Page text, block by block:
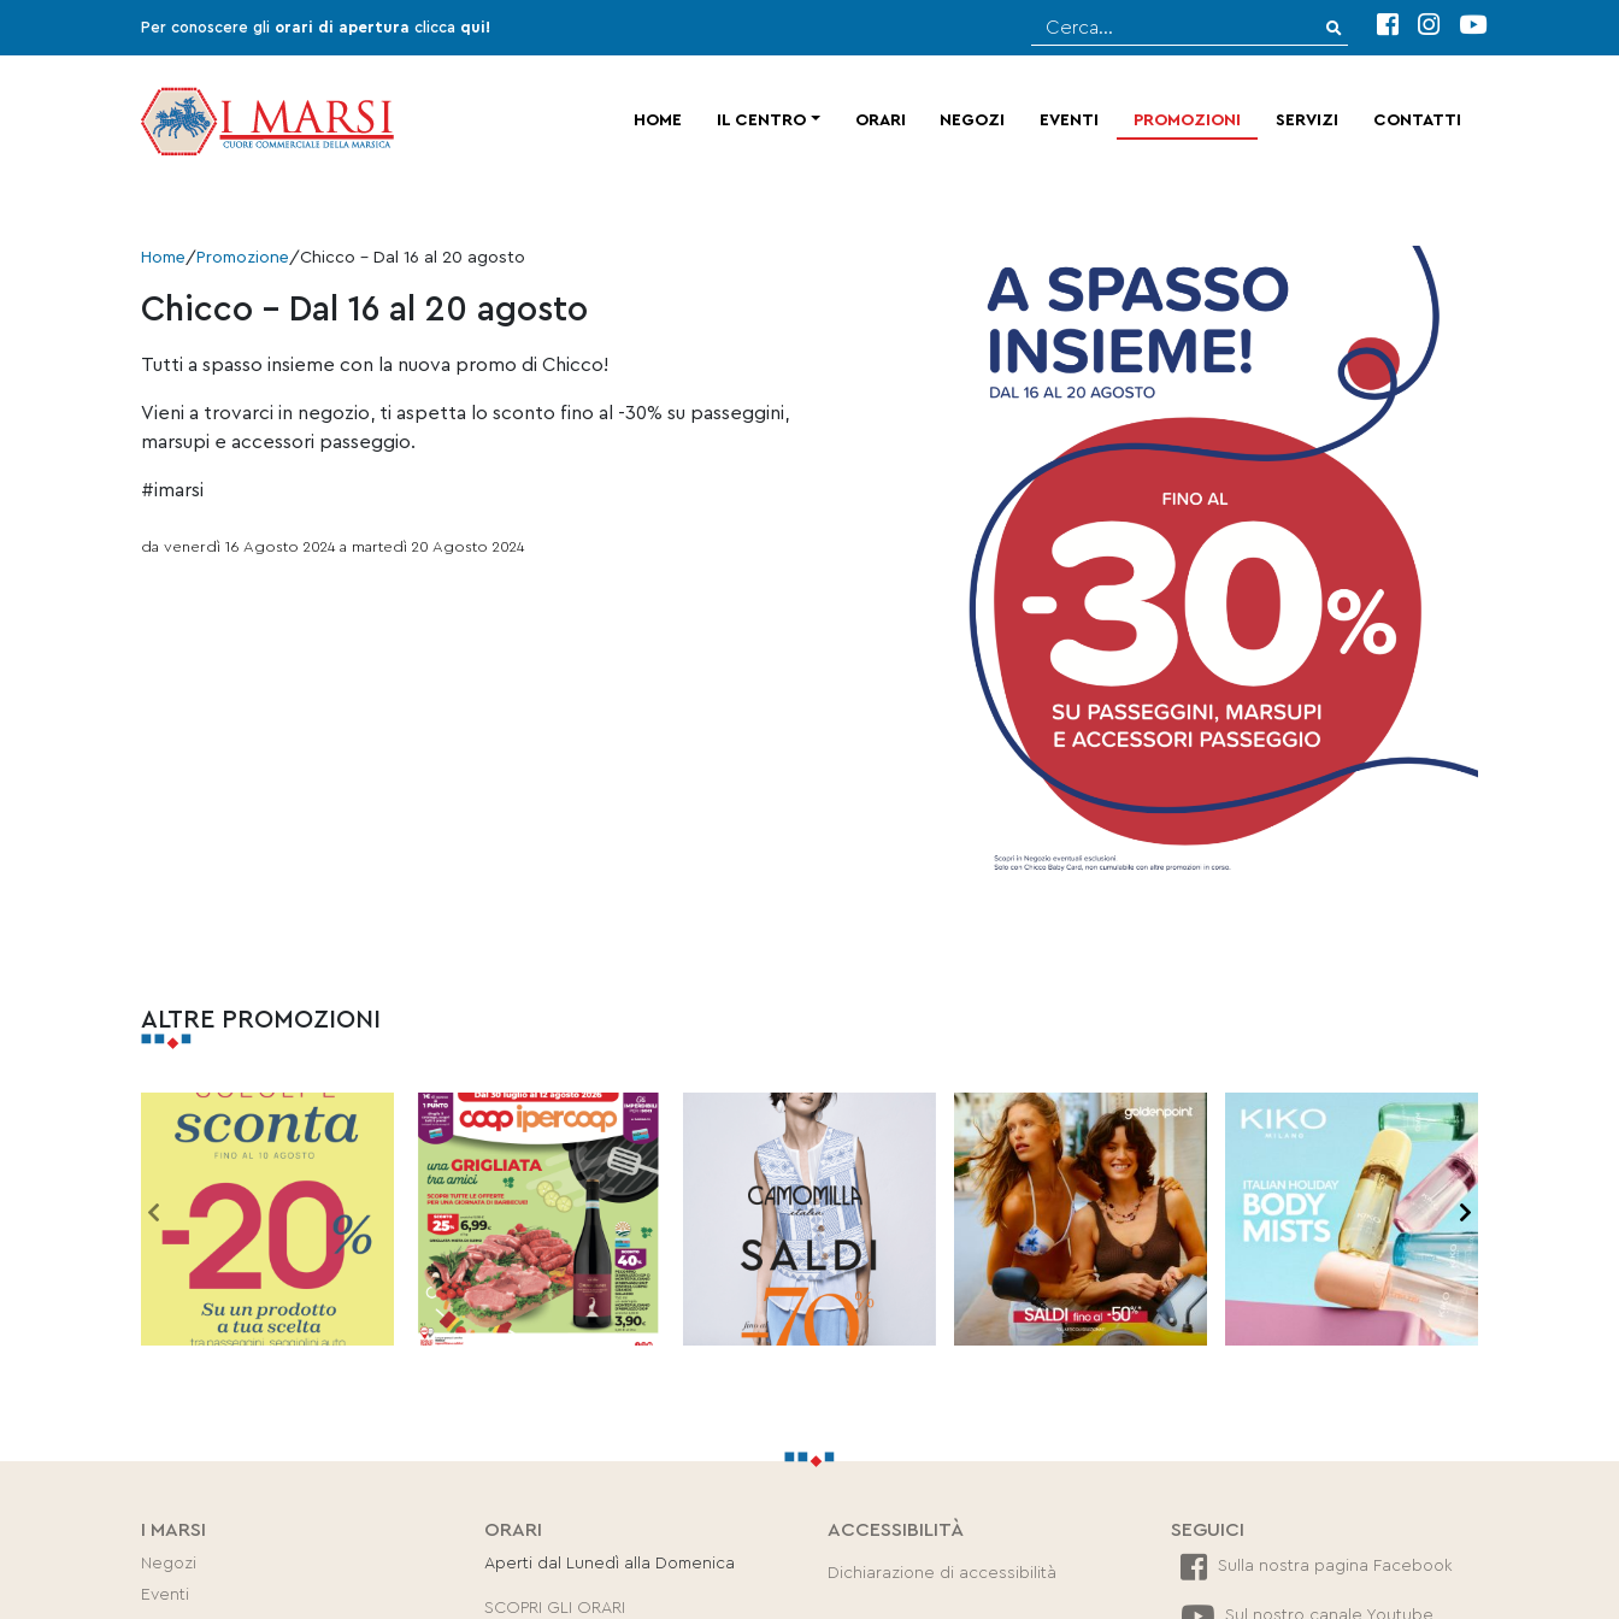
Per conoscere gli orari di apertura clicca qui!
HOME IL CENTRO ORARI NEGOZI EVENTI PROMOZIONI SERVIZI CONTATTI
Home/ Promozione/Chicco – Dal 16 al 20 agosto
Chicco – Dal 16 al 20 agosto
Tutti a spasso insieme con la nuova promo di Chicco!
Vieni a trovarci in negozio, ti aspetta lo sconto fino al -30% su passeggini,
marsupi e accessori passeggio.
#imarsi
da venerdì 16 Agosto 2024 a martedì 20 Agosto 2024
ALTRE PROMOZIONI
I MARSI
Negozi
Eventi
ORARI
Aperti dal Lunedì alla Domenica
SCOPRI GLI ORARI
ACCESSIBILITÀ
Dichiarazione di accessibilità
SEGUICI
Sulla nostra pagina Facebook
Sul nostro canale Youtube